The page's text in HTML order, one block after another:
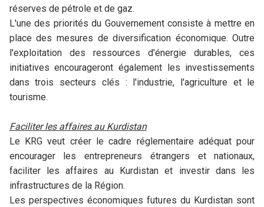
réserves de pétrole et de gaz.
L'une des priorités du Gouvernement consiste à mettre en
place des mesures de diversification économique. Outre
l'exploitation des ressources d'énergie durables, ces
initiatives encourageront également les investissements
dans trois secteurs clés : l'industrie, l'agriculture et le
tourisme.
Faciliter les affaires au Kurdistan
Le KRG veut créer le cadre réglementaire adéquat pour
encourager les entrepreneurs étrangers et nationaux,
faciliter les affaires au Kurdistan et investir dans les
infrastructures de la Région.
Les perspectives économiques futures du Kurdistan sont